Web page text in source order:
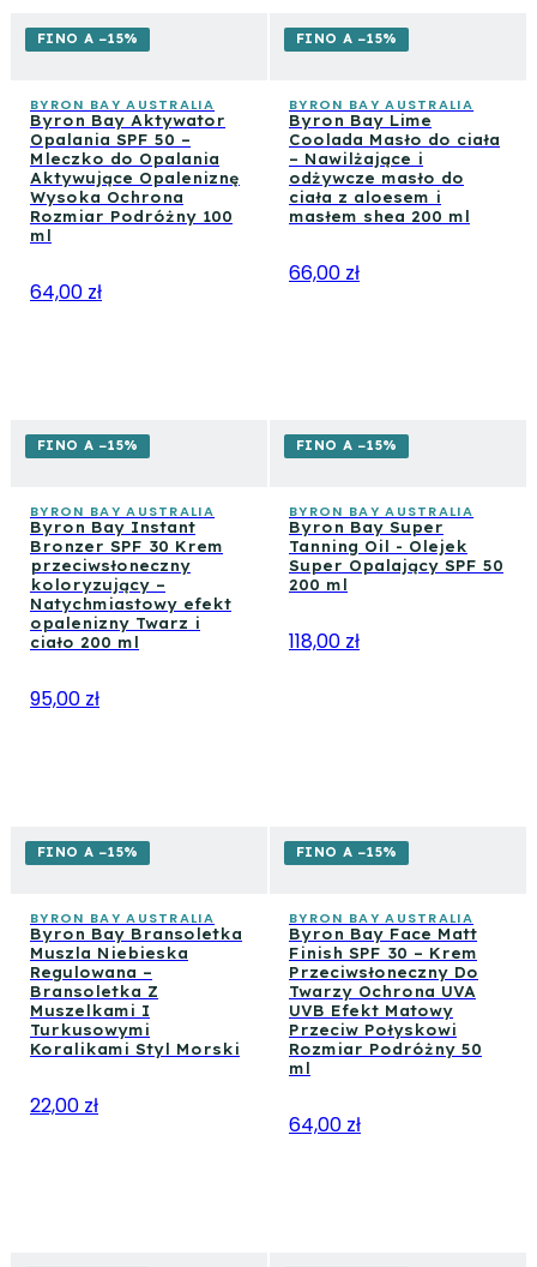
FINO A −15%
BYRON BAY AUSTRALIA
Byron Bay Aktywator
Opalania SPF 50 –
Mleczko do Opalania
Aktywujące Opaleniznę
Wysoka Ochrona
Rozmiar Podróżny 100
ml
64,00 zł
FINO A −15%
BYRON BAY AUSTRALIA
Byron Bay Lime
Coolada Masło do ciała
– Nawilżające i
odżywcze masło do
ciała z aloesem i
masłem shea 200 ml
66,00 zł
FINO A −15%
BYRON BAY AUSTRALIA
Byron Bay Instant
Bronzer SPF 30 Krem
przeciwsłoneczny
koloryzujący –
Natychmiastowy efekt
opalenizny Twarz i
ciało 200 ml
95,00 zł
FINO A −15%
BYRON BAY AUSTRALIA
Byron Bay Super
Tanning Oil - Olejek
Super Opalający SPF 50
200 ml
118,00 zł
FINO A −15%
BYRON BAY AUSTRALIA
Byron Bay Bransoletka
Muszla Niebieska
Regulowana –
Bransoletka Z
Muszelkami I
Turkusowymi
Koralikami Styl Morski
22,00 zł
FINO A −15%
BYRON BAY AUSTRALIA
Byron Bay Face Matt
Finish SPF 30 – Krem
Przeciwsłoneczny Do
Twarzy Ochrona UVA
UVB Efekt Matowy
Przeciw Połyskowi
Rozmiar Podróżny 50
ml
64,00 zł